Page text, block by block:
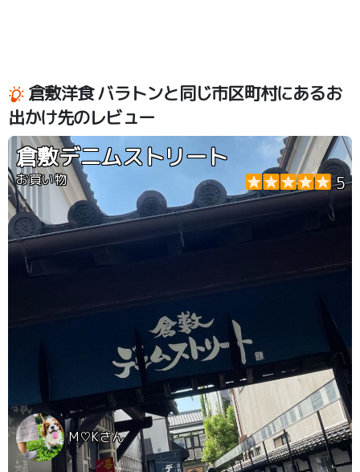
倉敷洋食 バラトンと同じ市区町村にあるお
出かけ先のレビュー
倉敷デニムストリート
お買い物 5
M♡Kさん